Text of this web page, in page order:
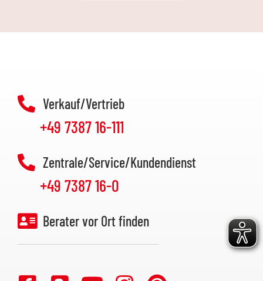
Verkauf/Vertrieb
+49 7387 16-111
Zentrale/Service/Kundendienst
+49 7387 16-0
Berater vor Ort finden